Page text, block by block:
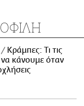
Κράμπες: Τι τις
να κάνουμε όταν